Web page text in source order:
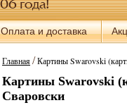
Оплата и доставка
Главная/Картины Swarovski
Картины Swarovski
Сваровски